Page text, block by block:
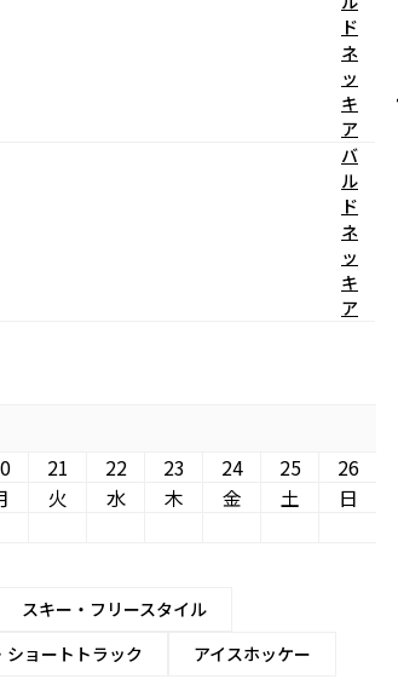
ド
ネ
ッ
キ
ア
バ
ル
ド
ネ
ッ
キ
ア
21 22 23 24 25
26
火 水 木 金 土
日
スキー・フリースタイル
ショートトラック
アイスホッケー